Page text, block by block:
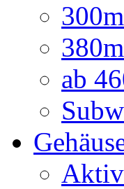
ab